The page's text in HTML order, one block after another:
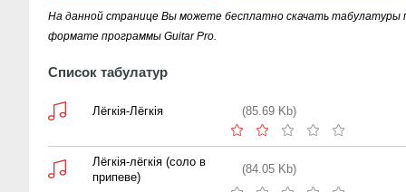
ИСПОЛНИТЕЛЯ "N.R.M."
На данной странице Вы можете бесплатно скачать табулатуры
формате программы Guitar Pro.
Список табулатур
Лёгкiя-Лёгкiя (85.69 Kb)
Лёгкiя-лёгкiя (соло в
припеве)
(84.05 Kb)